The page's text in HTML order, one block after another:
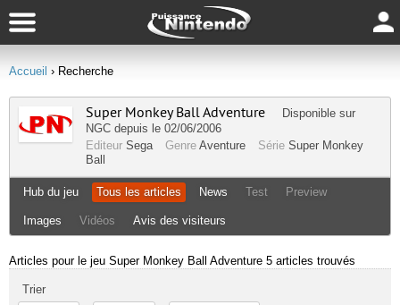
Accueil › Recherche
Super Monkey Ball Adventure
Disponible sur
NGC depuis le 02/06/2006
Editeur Sega Genre Aventure Série Super Monkey
Ball
Hub du jeu Tous les articles News Test Preview
Images Vidéos Avis des visiteurs
Articles pour le jeu Super Monkey Ball Adventure 5 articles trouvés
Trier